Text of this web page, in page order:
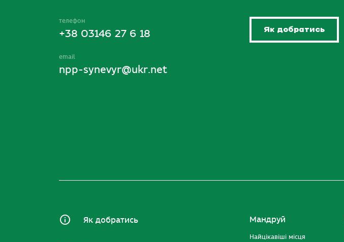
телефон
+38 03146 27 6 18
email
npp-synevyr@ukr.net
Як добратись
Як добратись Мандруй
Найцікавіші місця